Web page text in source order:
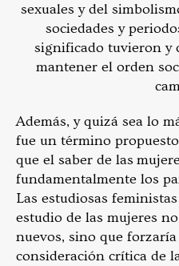
sexuales y del
sociedades y
significado tuvieron y
mantener el orden
Además, y quizá sea lo
fue un término
que el saber de las
fundamentalmente los
Las estudiosas
estudio de las mujeres
nuevos, sino que
consideración crítica de